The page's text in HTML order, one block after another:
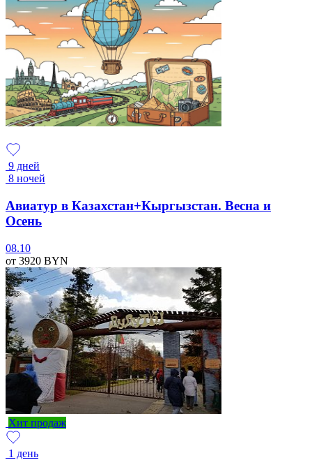
9 дней
8 ночей
Авиатур в Казахстан+Кыргызстан. Весна и
Осень
08.10
от 3920 BYN
Хит продаж
1 день